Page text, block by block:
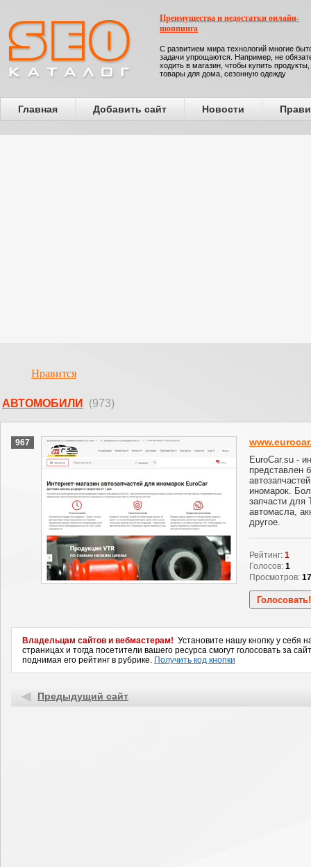
Преимущества и недостатки онлайн-
шоппинга
С развитием мира технологий многие
задачи упрощаются. Например, не
ходить в магазин, чтобы купить продукты,
товары для дома, сезонную одежду
Главная Добавить сайт Новости
Нравится
АВТОМОБИЛИ (973)
967
EuroCar.su -
представлен
иномарок.
запчасти
автомасла,
другое.
Рейтинг: 1
Голосов: 1
Просмотров:
Владельцам сайтов и вебмастерам! Установите нашу кнопку у себя
страницах и тогда посетители вашего ресурса смогут голосовать за
поднимая его рейтинг в рубрике. Получить код кнопки
Предыдущий сайт